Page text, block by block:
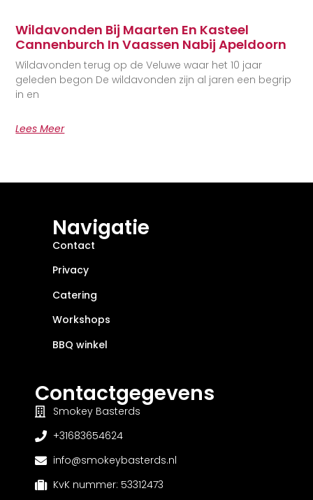
Wildavonden Bij Maarten En Kasteel
Cannenburch In Vaassen Nabij Apeldoorn
Wildavonden terug op de Veluwe waar het 10 jaar
geleden begon De wildavonden zijn al jaren een begrip
in en
Lees Meer
Navigatie
Contact
Privacy
Catering
Workshops
BBQ winkel
Contactgegevens
Smokey Basterds
+31683654624
info@smokeybasterds.nl
KvK nummer: 53312473